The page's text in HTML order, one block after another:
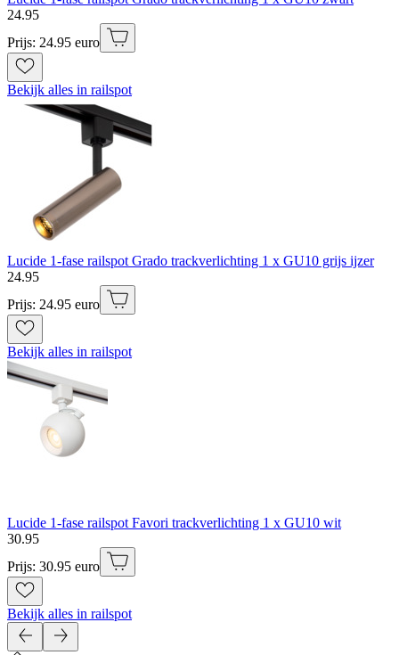
24.95
Prijs: 24.95 euro
Bekijk alles in railspot
Lucide 1-fase railspot Grado trackverlichting 1 x GU10 grijs ijzer
24.95
Prijs: 24.95 euro
Bekijk alles in railspot
Lucide 1-fase railspot Favori trackverlichting 1 x GU10 wit
30.95
Prijs: 30.95 euro
Bekijk alles in railspot